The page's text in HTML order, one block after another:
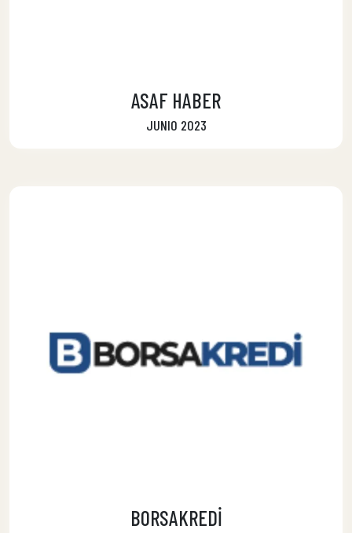
ASAF HABER
JUNIO 2023
BORSAKREDİ